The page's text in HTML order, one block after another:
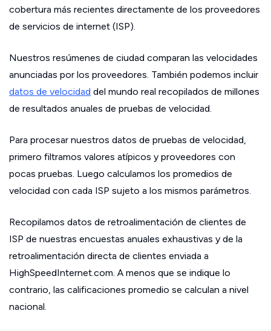
cobertura más recientes directamente de los proveedores
de servicios de internet (ISP).
Nuestros resúmenes de ciudad comparan las velocidades
anunciadas por los proveedores. También podemos incluir
datos de velocidad del mundo real recopilados de millones
de resultados anuales de pruebas de velocidad.
Para procesar nuestros datos de pruebas de velocidad,
primero filtramos valores atípicos y proveedores con
pocas pruebas. Luego calculamos los promedios de
velocidad con cada ISP sujeto a los mismos parámetros.
Recopilamos datos de retroalimentación de clientes de
ISP de nuestras encuestas anuales exhaustivas y de la
retroalimentación directa de clientes enviada a
HighSpeedInternet.com. A menos que se indique lo
contrario, las calificaciones promedio se calculan a nivel
nacional.